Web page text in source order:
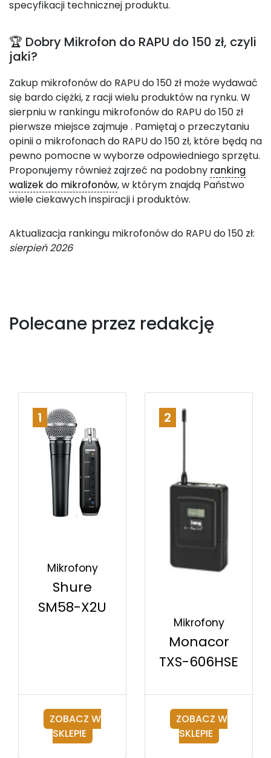
specyfikacji technicznej produktu.
🏆 Dobry Mikrofon do RAPU do 150 zł, czyli
jaki?
Zakup mikrofonów do RAPU do 150 zł może wydawać
się bardo ciężki, z racji wielu produktów na rynku. W
sierpniu w rankingu mikrofonów do RAPU do 150 zł
pierwsze miejsce zajmuje. Pamiętaj o przeczytaniu
opinii o mikrofonach do RAPU do 150 zł, które będą na
pewno pomocne w wyborze odpowiedniego sprzętu.
Proponujemy również zajrzeć na podobny ranking
walizek do mikrofonów, w którym znajdą Państwo
wiele ciekawych inspiracji i produktów.
Aktualizacja rankingu mikrofonów do RAPU do 150 zł:
sierpień 2026
Polecane przez redakcję
1
Mikrofony
Shure
SM58-X2U
ZOBACZ W
SKLEPIE
2
Mikrofony
Monacor
TXS-606HSE
ZOBACZ W
SKLEPIE